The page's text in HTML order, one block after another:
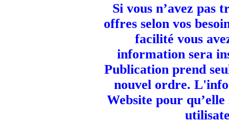
Si vous n’avez pas
offres selon vos
facilité vous
information sera
Publication prend
nouvel ordre.
Website pour